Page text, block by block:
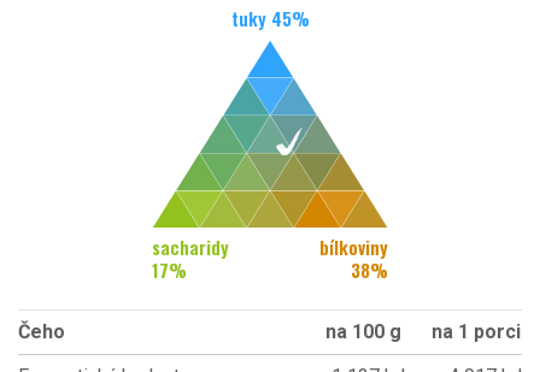
tuky 45%
sacharidy
17%
bílkoviny
38%
Čeho na 100 g
na 1 porci